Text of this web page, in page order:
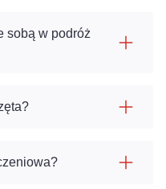
sobą w podróż